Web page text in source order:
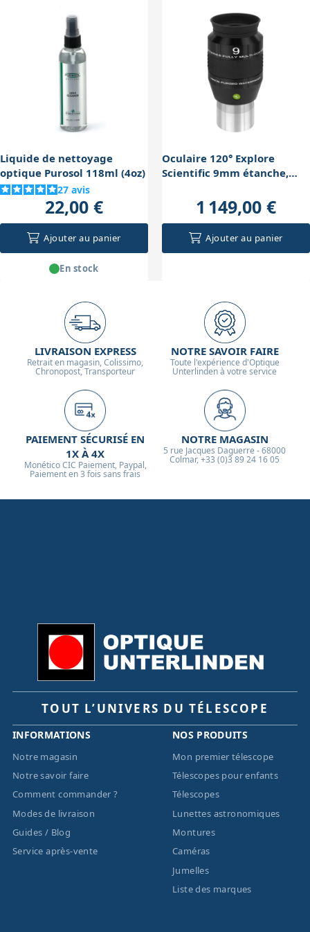
plutôt des caméras directement au foyer ou avec des
accessoires spécifiques. Ces oculaires peuvent
cependant servir pour la visée dans les oculaires de
guidage, mais leur usage principal reste l'observation
Liquide de nettoyage
optique Purosol 118ml (4oz)
27 avis
22,00 €
Ajouter au panier
En stock
Oculaire 120° Explore
Scientific 9mm étanche,
1 149,00 €
Ajouter au panier
LIVRAISON EXPRESS
Retrait en magasin, Colissimo,
Chronopost, Transporteur
NOTRE SAVOIR FAIRE
Toute l'expérience d'Optique
Unterlinden à votre service
PAIEMENT SÉCURISÉ EN
1X À 4X
Monético CIC Paiement, Paypal,
Paiement en 3 fois sans frais
NOTRE MAGASIN
5 rue Jacques Daguerre - 68000
Colmar, +33 (0)3 89 24 16 05
TOUT L’UNIVERS DU TÉLESCOPE
INFORMATIONS
Notre magasin
Notre savoir faire
Comment commander ?
Modes de livraison
Guides / Blog
Service après-vente
NOS PRODUITS
Mon premier télescope
Télescopes pour enfants
Télescopes
Lunettes astronomiques
Montures
Caméras
Jumelles
Liste des marques